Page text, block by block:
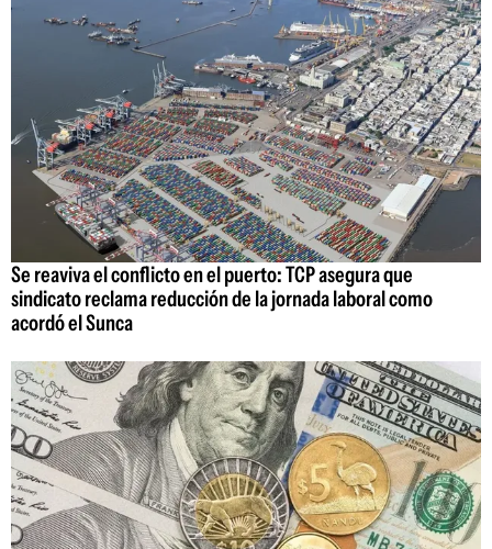
Se reaviva el conflicto en el puerto: TCP asegura que
sindicato reclama reducción de la jornada laboral como
acordó el Sunca